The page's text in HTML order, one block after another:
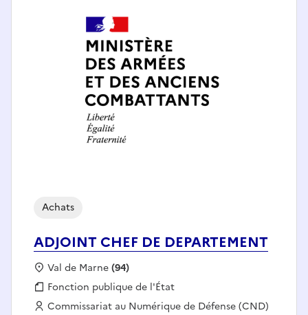
ADJOINT CHEF DE DEPARTEMENT
Achats
Localisation :
Val de Marne(94)
Fonction publique :
Fonction publique de l'État
Employeur :
Commissariat au Numérique de Défense (CND)